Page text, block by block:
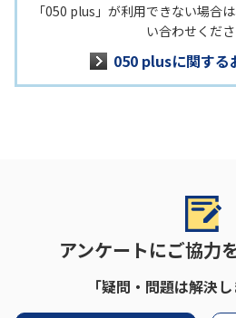
「050 plus」が利用できない場合
い合わせくださ
050 plusに関する
アンケートにご協力
「疑問・問題は解決し